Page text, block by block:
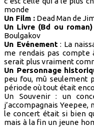
monde
Un Film : Dead Man de
Un Livre (Bd ou roman)
Boulgakov
Un Evénement: La
me rendais pas
serait plus vraiment
Un Personnage
peu fou, mû seulement
période où tout était
Un Souvenir : un
j’accompagnais Yeepee,
le concert était si bien
mais à la fin un jeune